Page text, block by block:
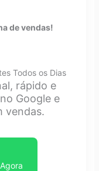
de vendas!
Todos os Dias
rápido e
Google e
vendas.